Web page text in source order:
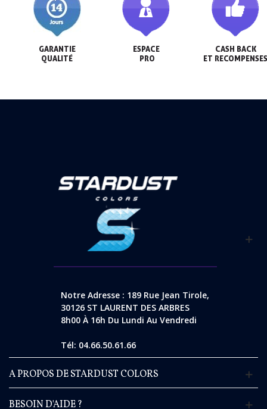
GARANTIE
QUALITÉ
ESPACE
PRO
CASH BACK
ET
Notre Adresse : 189 Rue Jean Tirole,
30126 ST LAURENT DES ARBRES
8h00 À 16h Du Lundi Au Vendredi
Tél: 04.66.50.61.66
A PROPOS DE STARDUST COLORS
BESOIN D'AIDE ?